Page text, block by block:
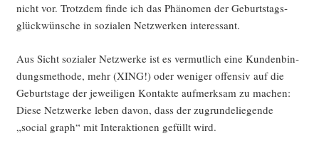
nicht vor. Trotz­dem fin­de ich das Phä­no­men der Geburts­tags­
glück­wün­sche in sozia­len Netz­wer­ken interessant.
Aus Sicht sozia­ler Netz­wer­ke ist es ver­mut­lich eine Kun­den­bin­
dungs­me­tho­de, mehr (XING!) oder weni­ger offen­siv auf die
Geburts­ta­ge der jewei­li­gen Kon­tak­te auf­merk­sam zu machen:
Die­se Netz­wer­ke leben davon, dass der zugrun­de­lie­gen­de
„social graph“ mit Inter­ak­tio­nen gefüllt wird.